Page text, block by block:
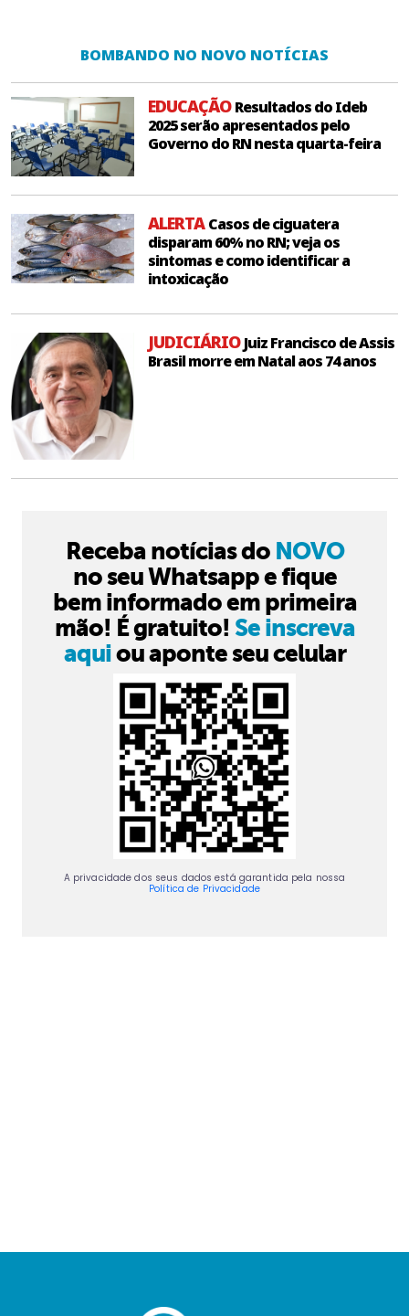
BOMBANDO NO NOVO NOTÍCIAS
EDUCAÇÃOResultados do Ideb
2025 serão apresentados pelo
Governo do RN nesta quarta-feira
ALERTACasos de ciguatera
disparam 60% no RN; veja os
sintomas e como identificar a
intoxicação
JUDICIÁRIOJuiz Francisco de Assis
Brasil morre em Natal aos 74 anos
Receba notícias do NOVO
no seu Whatsapp e fique
bem informado em primeira
mão! É gratuito! Se inscreva
aquiou aponte seu celular
A privacidade dos seus dados está garantida pela nossa
Política de Privacidade